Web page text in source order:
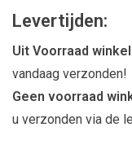
Levertijden:
Uit Voorraad
vandaag verzonden!
Geen voorraad
u verzonden via de